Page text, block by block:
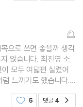
으로 쓰면 좋을까 생각
않습니다. 최진영 소
이 모두 여덟편 실렸어
느끼기도 했습니다.
지도 모르겠습니다. 오
아닙니다. 책을 보다
5 댓글 4